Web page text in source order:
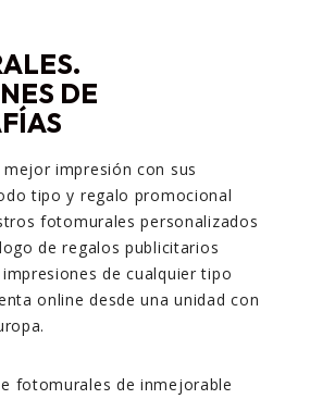
DE
mejor impresión con sus
tipo y regalo promocional
fotomurales personalizados
de regalos publicitarios
de cualquier tipo
online desde una unidad con
fotomurales de inmejorable